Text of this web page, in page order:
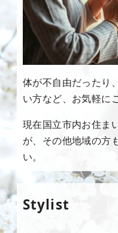
体が不自由だったり
い方など、お気軽に
現在国立市内お住ま
が、その他地域の方
い。
Stylist